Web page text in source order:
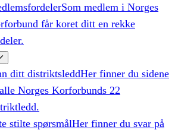
Som medlem i Norges
får koret ditt en rekke
ditt distriktsleddHer finner du sidene
Norges Korforbunds 22
stilte spørsmålHer finner du svar på